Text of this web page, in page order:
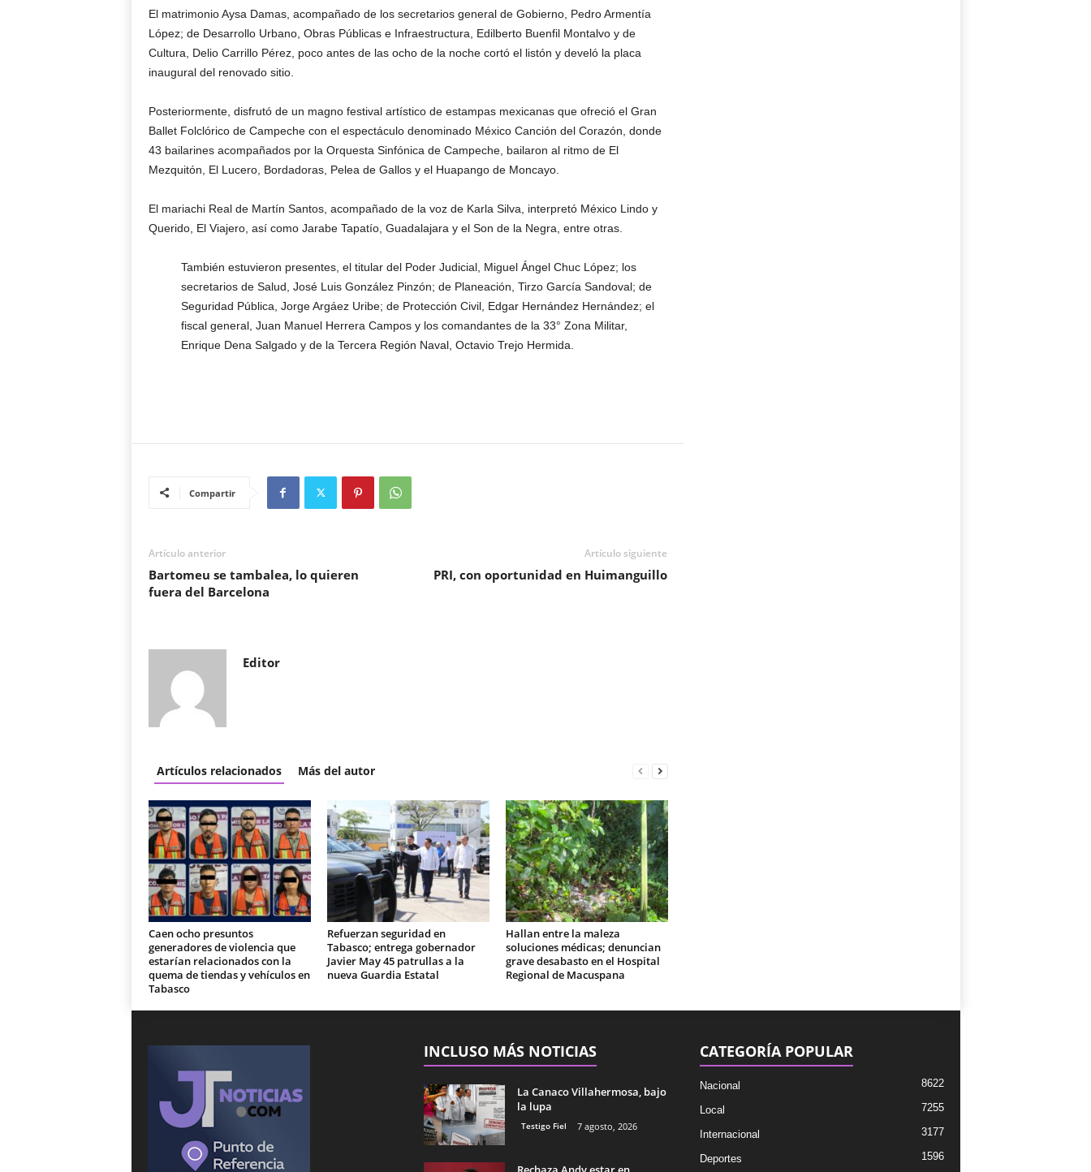
El matrimonio Aysa Damas, acompañado de los secretarios general de Gobierno, Pedro Armentía
López; de Desarrollo Urbano, Obras Públicas e Infraestructura, Edilberto Buenfil Montalvo y de
Cultura, Delio Carrillo Pérez, poco antes de las ocho de la noche cortó el listón y develó la placa
inaugural del renovado sitio.
Posteriormente, disfrutó de un magno festival artístico de estampas mexicanas que ofreció el Gran
Ballet Folclórico de Campeche con el espectáculo denominado México Canción del Corazón, donde
43 bailarines acompañados por la Orquesta Sinfónica de Campeche, bailaron al ritmo de El
Mezquitón, El Lucero, Bordadoras, Pelea de Gallos y el Huapango de Moncayo.
El mariachi Real de Martín Santos, acompañado de la voz de Karla Silva, interpretó México Lindo y
Querido, El Viajero, así como Jarabe Tapatío, Guadalajara y el Son de la Negra, entre otras.
También estuvieron presentes, el titular del Poder Judicial, Miguel Ángel Chuc López; los
secretarios de Salud, José Luis González Pinzón; de Planeación, Tirzo García Sandoval; de
Seguridad Pública, Jorge Argáez Uribe; de Protección Civil, Edgar Hernández Hernández; el
fiscal general, Juan Manuel Herrera Campos y los comandantes de la 33° Zona Militar,
Enrique Dena Salgado y de la Tercera Región Naval, Octavio Trejo Hermida.
Compartir
Artículo anterior
Bartomeu se tambalea, lo quieren
fuera del Barcelona
Artículo siguiente
PRI, con oportunidad en Huimanguillo
Editor
Artículos relacionados Más del autor
Caen ocho presuntos
generadores de violencia que
estarían relacionados con la
quema de tiendas y vehículos en
Tabasco
Refuerzan seguridad en
Tabasco; entrega gobernador
Javier May 45 patrullas a la
nueva Guardia Estatal
Hallan entre la maleza
soluciones médicas; denuncian
grave desabasto en el Hospital
Regional de Macuspana
INCLUSO MÁS NOTICIAS
La Canaco Villahermosa, bajo
la lupa
Testigo Fiel 7 agosto, 2026
CATEGORÍA POPULAR
Nacional 8622
Local 7255
Internacional 3177
Deportes 1596